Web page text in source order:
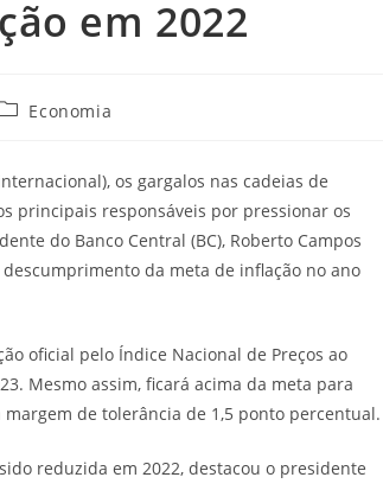
em 2022
Economia
os gargalos nas cadeias de
principais responsáveis por pressionar os
do Banco Central (BC), Roberto Campos
da meta de inflação no ano
oficial pelo Índice Nacional de Preços ao
Mesmo assim, ficará acima da meta para
margem de tolerância de 1,5 ponto percentual.
reduzida em 2022, destacou o presidente